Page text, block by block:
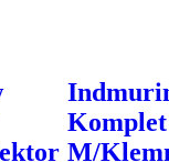
Komplet
M/